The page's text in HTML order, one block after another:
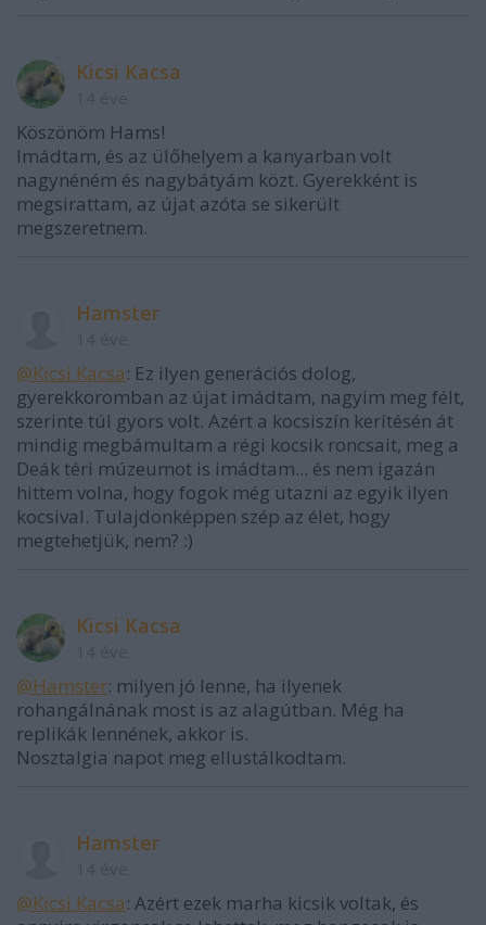
Kicsi Kacsa
Köszönöm Hams!
Imádtam, és az ülőhelyem a kanyarban volt
nagynéném és nagybátyám közt. Gyerekként is
megsirattam, az újat azóta se sikerült
megszeretnem.
Hamster
@Kicsi Kacsa: Ez ilyen generációs dolog,
gyerekkoromban az újat imádtam, nagyim meg félt,
szerinte túl gyors volt. Azért a kocsiszín kerítésén át
mindig megbámultam a régi kocsik roncsait, meg a
Deák téri múzeumot is imádtam... és nem igazán
hittem volna, hogy fogok még utazni az egyik ilyen
kocsival. Tulajdonképpen szép az élet, hogy
megtehetjük, nem? :)
Kicsi Kacsa
@Hamster: milyen jó lenne, ha ilyenek
rohangálnának most is az alagútban. Még ha
replikák lennének, akkor is.
Nosztalgia napot meg ellustálkodtam.
Hamster
@Kicsi Kacsa: Azért ezek marha kicsik voltak, és